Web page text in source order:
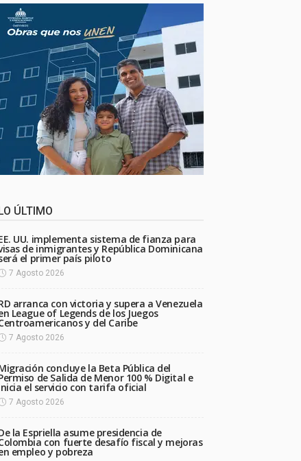
ÚLTIMO
UU. implementa sistema de fianza para
de inmigrantes y República Dominicana
el primer país piloto
7 Agosto 2026
arranca con victoria y supera a Venezuela
League of Legends de los Juegos
y del Caribe
7 Agosto 2026
concluye la Beta Pública del
de Salida de Menor 100 % Digital e
el servicio con tarifa oficial
7 Agosto 2026
la Espriella asume presidencia de
con fuerte desafío fiscal y mejoras
empleo y pobreza